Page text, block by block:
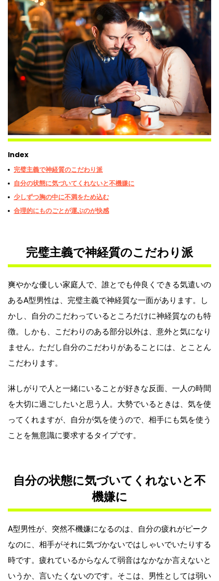
Index
完璧主義で神経質のこだわり派
自分の状態に気づいてくれないと不機嫌に
少しずつ胸の中に不満をため込む
合理的にものごとが運ぶのが快感
完璧主義で神経質のこだわり派
爽やかな優しい家庭人で、誰とでも仲良くできる気遣いの
あるA型男性は、完璧主義で神経質な一面があります。し
かし、自分のこだわっているところだけに神経質なのも特
徴。しかも、こだわりのある部分以外は、意外と気になり
ません。ただし自分のこだわりがあることには、とことん
こだわります。
淋しがりで人と一緒にいることが好きな反面、一人の時間
を大切に過ごしたいと思う人。大勢でいるときは、気を使
ってくれますが、自分が気を使うので、相手にも気を使う
ことを無意識に要求するタイプです。
自分の状態に気づいてくれないと不
機嫌に
A型男性が、突然不機嫌になるのは、自分の疲れがピーク
なのに、相手がそれに気づかないではしゃいでいたりする
時です。疲れているからなんて弱音はなかなか言えないと
いうか、言いたくないのです。そこは、男性としては弱い